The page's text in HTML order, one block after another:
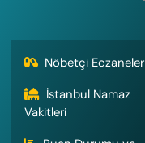
Nöbetçi Eczaneler
İstanbul Namaz
Vakitleri